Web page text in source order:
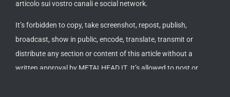
articolo sui vostro canali e social network.
It’s forbidden to copy, take screenshot, repost, publish,
broadcast, show in public, encode, translate, transmit or
distribute any section or content of this article without a
written approval by METALHEAD.IT. It’s allowed to post or